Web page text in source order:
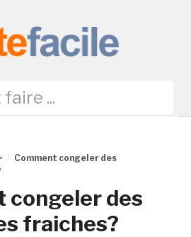
Comment congeler des
congeler des
fraiches?